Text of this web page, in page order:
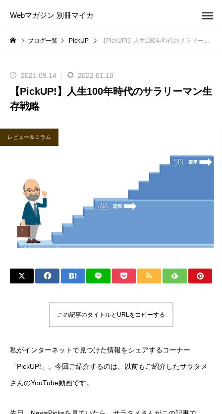
Webマガジン 別冊マイカ
ブログ一覧 PickUP 【PickUP!】人生100年時代のサラリーマン生存戦略
2021.09.14 2022.01.10
【PickUP!】人生100年時代のサラリーマン生
存戦略
レビュー＆コラム
この記事のタイトルとURLをコピーする
私がインターネットで見つけた情報をシェアするコーナー
「PickUP!」。今回ご紹介するのは、以前もご紹介したサラタメ
さんのYouTube動画です。